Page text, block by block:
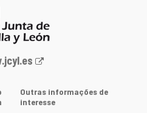
Outras informações de
interesse